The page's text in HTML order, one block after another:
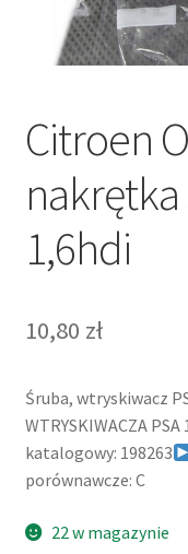
Kontakt
Citroen
1,6hdi
10,80 zł
Śruba, wtryskiwacz
WTRYSKIWACZA PSA
katalogowy: 198263
porównawcze: C
22 w magazynie